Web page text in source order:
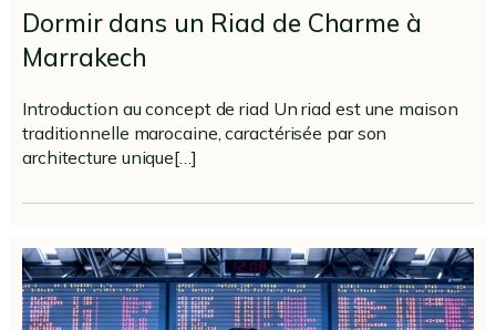
Dormir dans un Riad de Charme à
Marrakech
Introduction au concept de riad Un riad est une maison
traditionnelle marocaine, caractérisée par son
architecture unique[…]